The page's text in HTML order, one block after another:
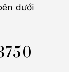
dưới